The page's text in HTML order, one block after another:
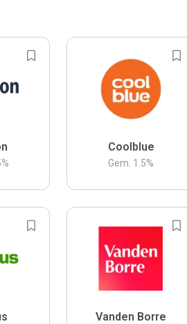
%
Coolblue
Gem. 1.5%
Vanden Borre